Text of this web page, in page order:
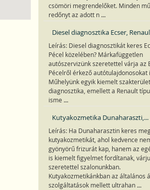
csömöri megrendelőket. Minden
redőnyt az adott n ...
Diesel diagnosztika Ecser,
Leírás: Diesel diagnosztikát keres
Pécel közelében? Márkafüggetlen
autószervizünk szeretettel várja az
Pécelről érkező autótulajdonosokat
Műhelyünk egyik kiemelt
diagnosztika, emellett a Renault
isme ...
Kutyakozmetika Dunaharaszti,...
Leírás: Ha Dunaharasztin keres
kutyakozmetikát, ahol kedvence
gyönyörű frizurát kap, hanem az
is kiemelt figyelmet fordítanak,
szeretettel szalonunkban.
Kutyakozmetikánkban az általános
szolgáltatások mellett ultrahan ...